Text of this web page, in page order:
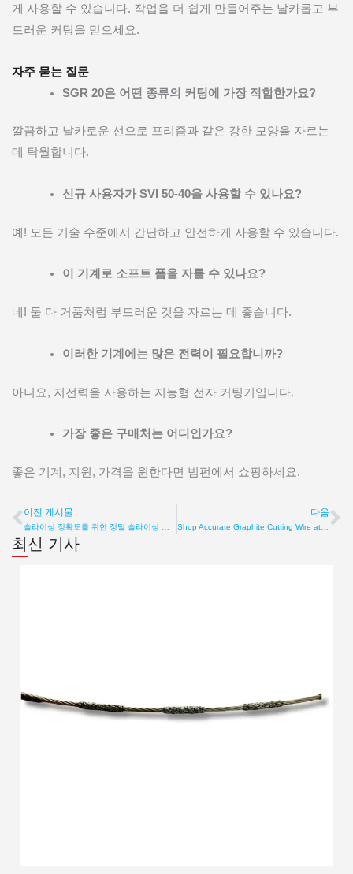
게 사용할 수 있습니다. 작업을 더 쉽게 만들어주는 날카롭고 부
드러운 커팅을 믿으세요.
자주 묻는 질문
SGR 20은 어떤 종류의 커팅에 가장 적합한가요?
깔끔하고 날카로운 선으로 프리즘과 같은 강한 모양을 자르는
데 탁월합니다.
신규 사용자가 SVI 50-40을 사용할 수 있나요?
예! 모든 기술 수준에서 간단하고 안전하게 사용할 수 있습니다.
이 기계로 소프트 폼을 자를 수 있나요?
네! 둘 다 거품처럼 부드러운 것을 자르는 데 좋습니다.
이러한 기계에는 많은 전력이 필요합니까?
아니요, 저전력을 사용하는 지능형 전자 커팅기입니다.
가장 좋은 구매처는 어디인가요?
좋은 기계, 지원, 가격을 원한다면 빔펀에서 쇼핑하세요.
이전
이전 게시물 다음
Shop Accurate Graphite Cutting Wire at affordable price
최신 기사